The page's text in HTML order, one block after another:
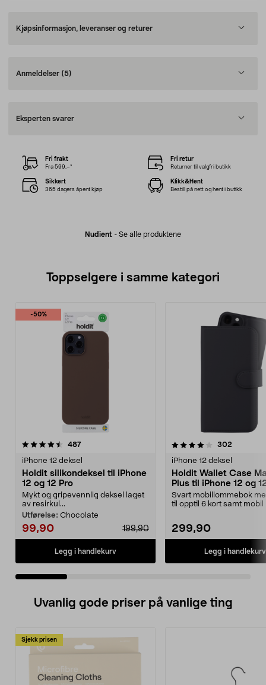
Kjøpsinformasjon, leveranser og returer
Anmeldelser (5)
Eksperten svarer
Nudient - Se alle produktene
Fri frakt
Fra 599,–*
Fri retur
Returner til valgfri butikk
Sikkert
365 dagers åpent kjøp
Klikk&Hent
Bestill på nett og hent i butikk
Toppselgere i samme kategori
-50%
487anmeldelser
iPhone 12 deksel
Holdit silikondeksel til iPhone
12 og 12 Pro
Mykt og gripevennlig deksel laget
av resirkul...
Utførelse: Chocolate
99,90 199,90
Legg i handlekurv
4.0 av 5 stjerner 302
iPhone 12 deksel
Holdit Wallet Case
Plus til iPhone 12 og
Svart mobillommebok
til opptil 6 kort samt
299,90
Legg i handlekurv
4.0 av 5 stjerner
Uvanlig gode priser på vanlige ting
Sjekk prisen